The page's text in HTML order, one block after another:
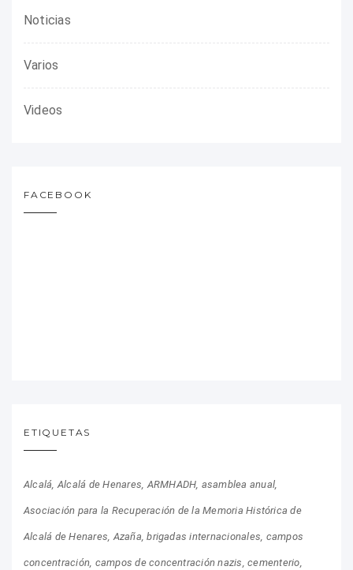
Noticias
Varios
Videos
FACEBOOK
ETIQUETAS
Alcalá Alcalá de Henares ARMHADH asamblea anual
Asociación para la Recuperación de la Memoria Histórica de
Alcalá de Henares Azaña brigadas internacionales campos
concentración campos de concentración nazis cementerio